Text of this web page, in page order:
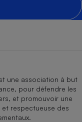
une association à but
pour défendre les
et promouvoir une
respectueuse des